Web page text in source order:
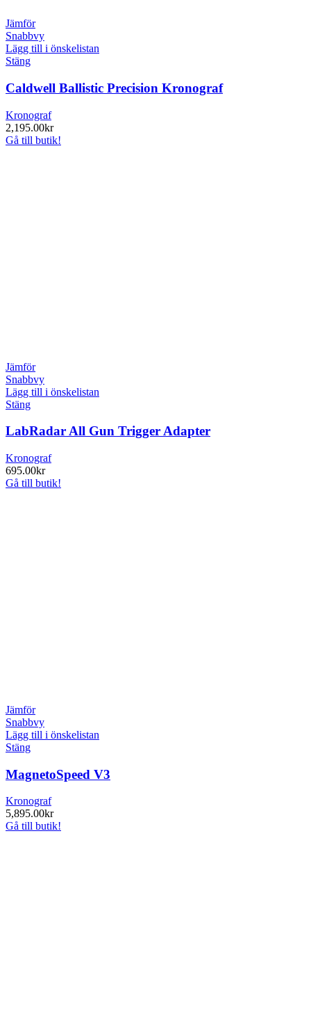
Jämför
Snabbvy
Lägg till i önskelistan
Stäng
Caldwell Ballistic Precision Kronograf
Kronograf
2,195.00kr
Gå till butik!
Jämför
Snabbvy
Lägg till i önskelistan
Stäng
LabRadar All Gun Trigger Adapter
Kronograf
695.00kr
Gå till butik!
Jämför
Snabbvy
Lägg till i önskelistan
Stäng
MagnetoSpeed V3
Kronograf
5,895.00kr
Gå till butik!